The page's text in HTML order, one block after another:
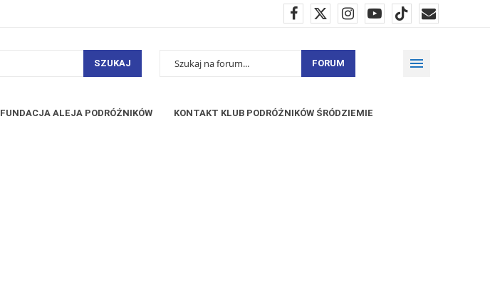
SZUKAJ FORUM
FUNDACJA ALEJA PODRÓŻNIKÓW KONTAKT KLUB PODRÓŻNIKÓW ŚRÓDZIEMIE